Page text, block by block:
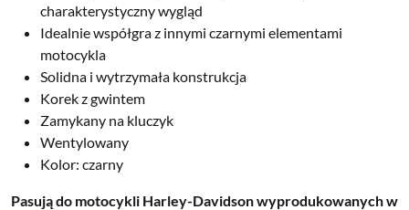
charakterystyczny wygląd
Idealnie współgra z innymi czarnymi elementami
motocykla
Solidna i wytrzymała konstrukcja
Korek z gwintem
Zamykany na kluczyk
Wentylowany
Kolor: czarny
Pasują do motocykli Harley-Davidson wyprodukowanych w